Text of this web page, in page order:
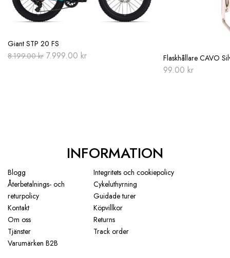
Giant STP 20 FS
8.199.00kr Original
7.999.00 krCurrent Flaskhållare CAVO
99.00 kr
INFORMATION
Blogg
Integritets och cookiepolicy
Återbetalnings- och
returpolicy
Cykeluthyrning
Guidade turer
Kontakt
Köpvillkor
Om oss
Returns
Tjänster
Track order
Varumärken B2B